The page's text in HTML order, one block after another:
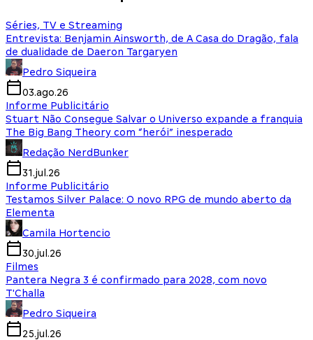
Séries, TV e Streaming
Entrevista: Benjamin Ainsworth, de A Casa do Dragão, fala
de dualidade de Daeron Targaryen
Pedro Siqueira
03.ago.26
Informe Publicitário
Stuart Não Consegue Salvar o Universo expande a franquia
The Big Bang Theory com “herói” inesperado
Redação NerdBunker
31.jul.26
Informe Publicitário
Testamos Silver Palace: O novo RPG de mundo aberto da
Elementa
Camila Hortencio
30.jul.26
Filmes
Pantera Negra 3 é confirmado para 2028, com novo
T'Challa
Pedro Siqueira
25.jul.26